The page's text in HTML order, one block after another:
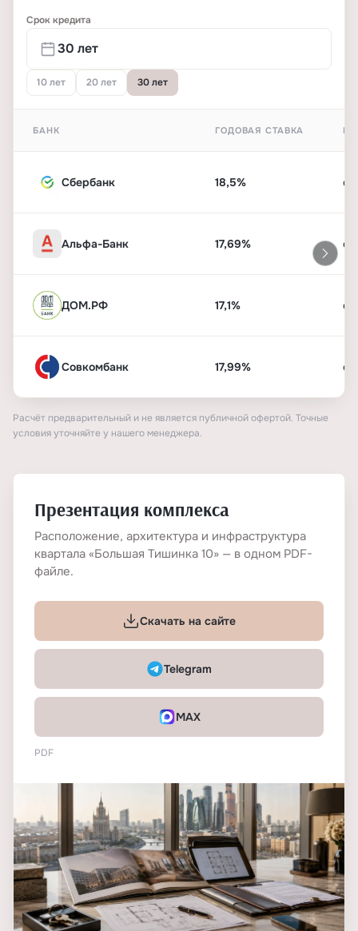
Срок кредита
10 лет 20 лет 30 лет
БАНК ГОДОВАЯ СТАВКА
Сбербанк 18,5%
Альфа-Банк 17,69%
ДОМ.РФ 17,1%
Совкомбанк 17,99%
Расчёт предварительный и не является публичной офертой. Точные
условия уточняйте у нашего менеджера.
Презентация комплекса
Расположение, архитектура и инфраструктура
квартала «Большая Тишинка 10» — в одном PDF-
файле.
Скачать на сайте
Telegram
MAX
PDF